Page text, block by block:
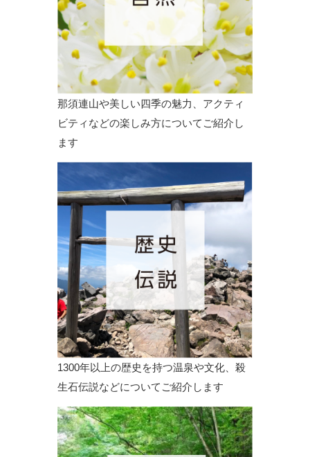
那須連山や美しい四季の魅力、アクティ
ビティなどの楽しみ方についてご紹介し
ます
1300年以上の歴史を持つ温泉や文化、殺
生石伝説などについてご紹介します